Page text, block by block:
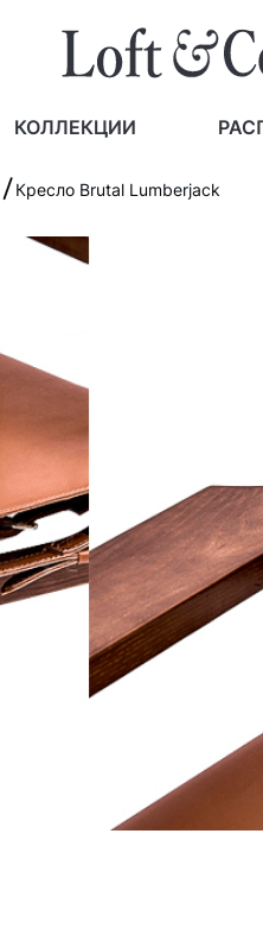
КОЛЛЕКЦИИ
Кресло Brutal Lumberjack